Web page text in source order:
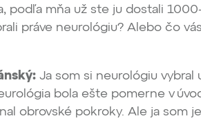
podľa mňa už ste ju dostali
práve neurológiu? Alebo čo
Ja som si neurológiu vybral
bola ešte pomerne v
obrovské pokroky. Ale ja som